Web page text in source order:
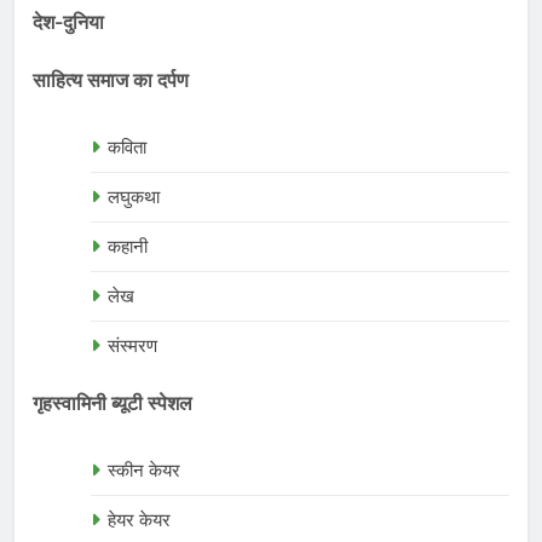
देश-दुनिया
साहित्य समाज का दर्पण
कविता
लघुकथा
कहानी
लेख
संस्मरण
गृहस्वामिनी ब्यूटी स्पेशल
स्कीन केयर
हेयर केयर